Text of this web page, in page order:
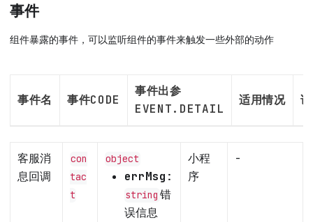
事件
组件暴露的事件，可以监听组件的事件来触发一些外部的动作
事件名 事件CODE
事件出参
EVENT.DETAIL
适用情况
客服消
息回调
con
tac
t
object
errMsg :
string 错
误信息
小程
序
-